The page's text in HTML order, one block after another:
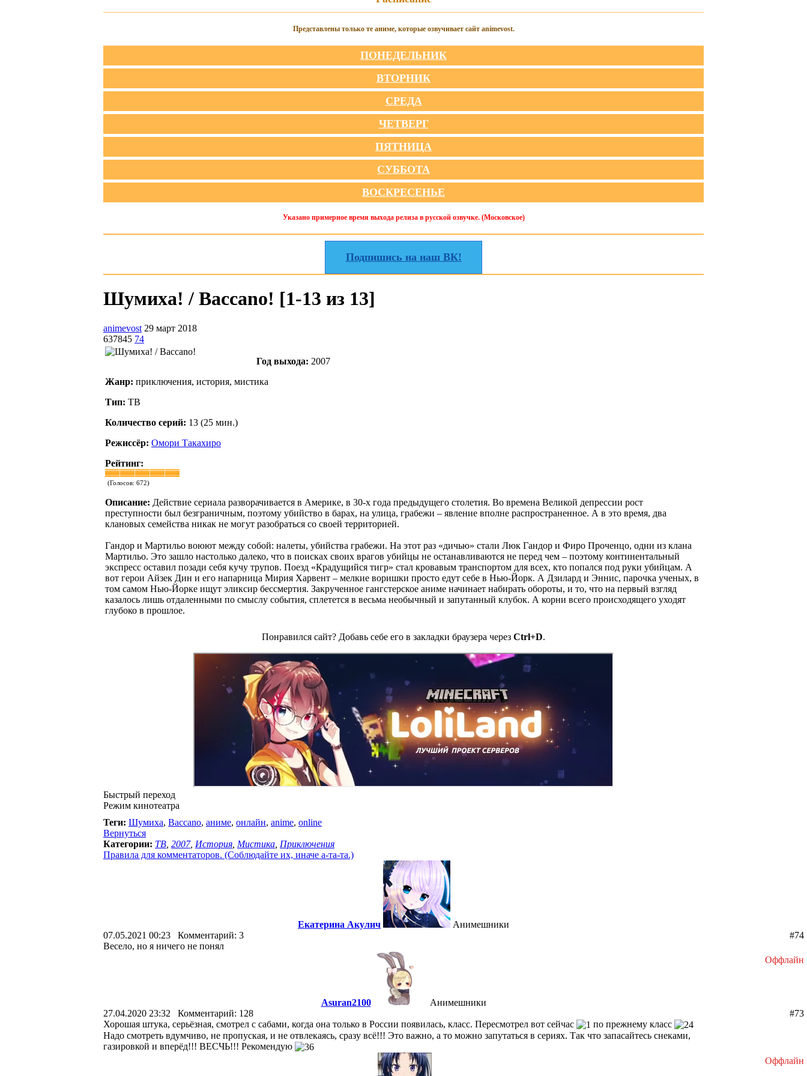
Представлены только те аниме, которые озвучивает сайт animevost.
ПОНЕДЕЛЬНИК
ВТОРНИК
СРЕДА
ЧЕТВЕРГ
ПЯТНИЦА
СУББОТА
ВОСКРЕСЕНЬЕ
Указано примерное время выхода релиза в русской озвучке. (Московское)
Подпишись на наш ВК!
Шумиха! / Baccano! [1-13 из 13]
animevost 29 март 2018
637845 74
Год выхода: 2007
Жанр: приключения, история, мистика
Тип: ТВ
Количество серий: 13 (25 мин.)
Режиссёр: Омори Такахиро
Рейтинг:
(Голосов: 672)
Описание: Действие сериала разворачивается в Америке, в 30-х года предыдущего столетия. Во времена Великой депрессии рост
преступности был безграничным, поэтому убийство в барах, на улица, грабежи – явление вполне распространенное. А в это время, два
клановых семейства никак не могут разобраться со своей территорией.
Гандор и Мартильо воюют между собой: налеты, убийства грабежи. На этот раз «дичью» стали Люк Гандор и Фиро Проченцо, одни из клана
Мартильо. Это зашло настолько далеко, что в поисках своих врагов убийцы не останавливаются не перед чем – поэтому континентальный
экспресс оставил позади себя кучу трупов. Поезд «Крадущийся тигр» стал кровавым транспортом для всех, кто попался под руки убийцам. А
вот герои Айзек Дин и его напарница Мирия Харвент – мелкие воришки просто едут себе в Нью-Йорк. А Дзилард и Эннис, парочка ученых, в
том самом Нью-Йорке ищут эликсир бессмертия. Закрученное гангстерское аниме начинает набирать обороты, и то, что на первый взгляд
казалось лишь отдаленными по смыслу события, сплетется в весьма необычный и запутанный клубок. А корни всего происходящего уходят
глубоко в прошлое.
Понравился сайт? Добавь себе его в закладки браузера через Ctrl+D.
Быстрый переход
Режим кинотеатра
Теги: Шумиха, Baccano, аниме, онлайн, anime, online
Вернуться
Категории: ТВ 2007, История Мистика Приключения
Правила для комментаторов. (Соблюдайте их, иначе а-та-та.)
Екатерина Акулич
Анимешники
07.05.2021 00:23 Комментарий: 3
#74
Весело, но я ничего не понял
Оффлайн
Asuran2100
Анимешники
27.04.2020 23:32 Комментарий: 128
#73
Хорошая штука, серьёзная, смотрел с сабами, когда она только в России появилась, класс. Пересмотрел вот сейчас
по прежнему класс
Надо смотреть вдумчиво, не пропуская, и не отвлекаясь, сразу всё!!! Это важно, а то можно запутаться в сериях. Так что запасайтесь снеками,
газировкой и вперёд!!! ВЕСЧЬ!!! Рекомендую
Оффлайн